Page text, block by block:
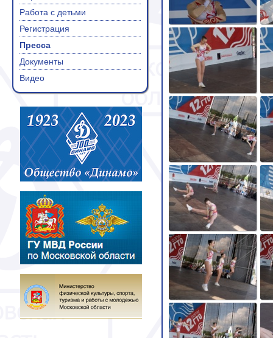
Работа с детьми
Регистрация
Пресса
Документы
Видео